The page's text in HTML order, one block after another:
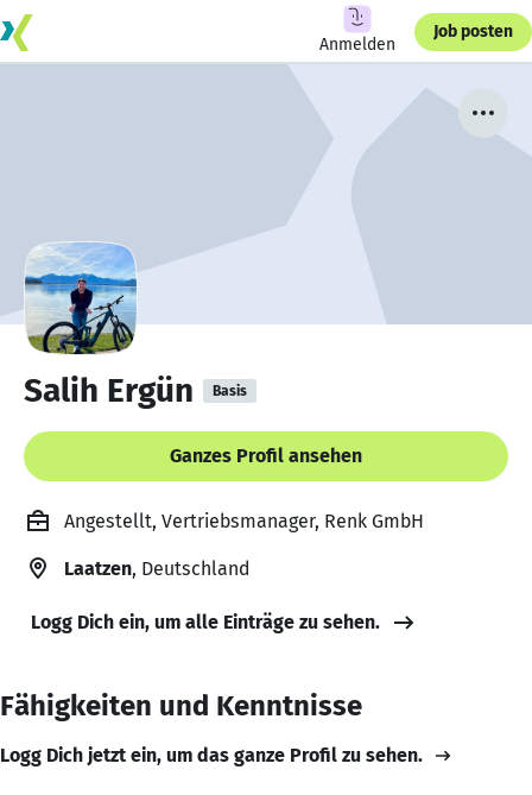
Anmelden
Job posten
Salih Ergün Basis
Ganzes Profil ansehen
Angestellt, Vertriebsmanager, Renk GmbH
Laatzen, Deutschland
Logg Dich ein, um alle Einträge zu sehen.
Fähigkeiten und Kenntnisse
Logg Dich jetzt ein, um das ganze Profil zu sehen.